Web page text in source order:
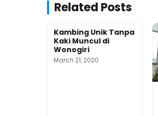
Related Posts
Kambing Unik Tanpa
Kaki Muncul di
Wonogiri
March 21, 2020